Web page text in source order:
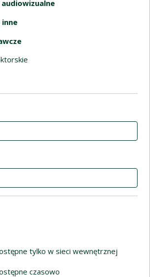
inne
tylko w sieci wewnętrznej
czasowo